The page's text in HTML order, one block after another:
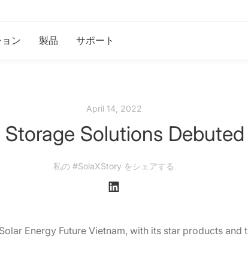
ン 製品 サポート
April 14, 2022
Storage Solutions
私の #SolaXStory をシェアする
Energy Future Vietnam, with its star products